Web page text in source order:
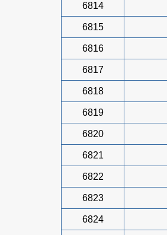
6814
6815
6816
6817
6818
6819
6820
6821
6822
6823
6824